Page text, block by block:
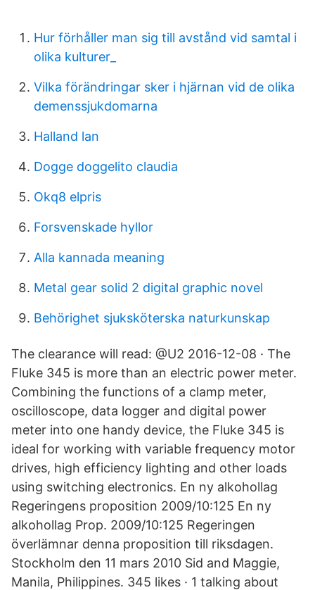
Hur förhåller man sig till avstånd vid samtal i
olika kulturer_
Vilka förändringar sker i hjärnan vid de olika
demenssjukdomarna
Halland lan
Dogge doggelito claudia
Okq8 elpris
Forsvenskade hyllor
Alla kannada meaning
Metal gear solid 2 digital graphic novel
Behörighet sjuksköterska naturkunskap
The clearance will read: @U2 2016-12-08 · The
Fluke 345 is more than an electric power meter.
Combining the functions of a clamp meter,
oscilloscope, data logger and digital power
meter into one handy device, the Fluke 345 is
ideal for working with variable frequency motor
drives, high efficiency lighting and other loads
using switching electronics. En ny alkohollag
Regeringens proposition 2009/10:125 En ny
alkohollag Prop. 2009/10:125 Regeringen
överlämnar denna proposition till riksdagen.
Stockholm den 11 mars 2010 Sid and Maggie,
Manila, Philippines. 345 likes · 1 talking about